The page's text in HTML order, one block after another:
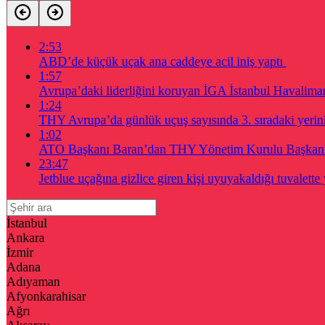
2:53
ABD’de küçük uçak ana caddeye acil iniş yaptı
1:57
Avrupa’daki liderliğini koruyan İGA İstanbul
1:24
THY Avrupa’da günlük uçuş sayısında 3. sıradaki
1:02
ATO Başkanı Baran’dan THY Yönetim Kurulu
23:47
Jetblue uçağına gizlice giren kişi uyuyakaldığı tuvalette
İstanbul
Ankara
İzmir
Adana
Adıyaman
Afyonkarahisar
Ağrı